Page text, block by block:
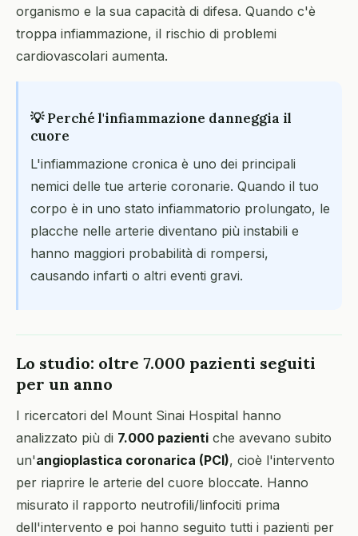
organismo e la sua capacità di difesa. Quando c'è
troppa infiammazione, il rischio di problemi
cardiovascolari aumenta.
💡 Perché l'infiammazione danneggia il
cuore
L'infiammazione cronica è uno dei principali
nemici delle tue arterie coronarie. Quando il tuo
corpo è in uno stato infiammatorio prolungato, le
placche nelle arterie diventano più instabili e
hanno maggiori probabilità di rompersi,
causando infarti o altri eventi gravi.
Lo studio: oltre 7.000 pazienti seguiti
per un anno
I ricercatori del Mount Sinai Hospital hanno
analizzato più di 7.000 pazienti che avevano subito
un'angioplastica coronarica (PCI), cioè l'intervento
per riaprire le arterie del cuore bloccate. Hanno
misurato il rapporto neutrofili/linfociti prima
dell'intervento e poi hanno seguito tutti i pazienti per